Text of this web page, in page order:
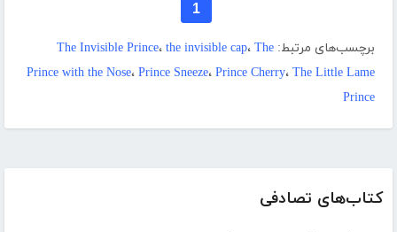
کتاب‌های تصادفی
1
برچسب‌های مرتبط: The Invisible Prince، the invisible cap، The
Prince with the Nose، Prince Sneeze، Prince Cherry، The Little Lame
Prince